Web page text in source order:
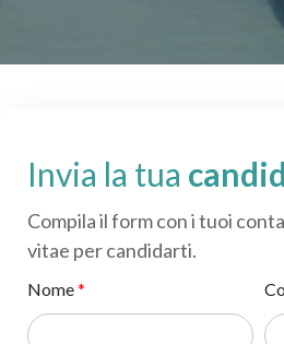
Invia la tua
Compila il form con i tuoi
vitae per candidarti.
Nome